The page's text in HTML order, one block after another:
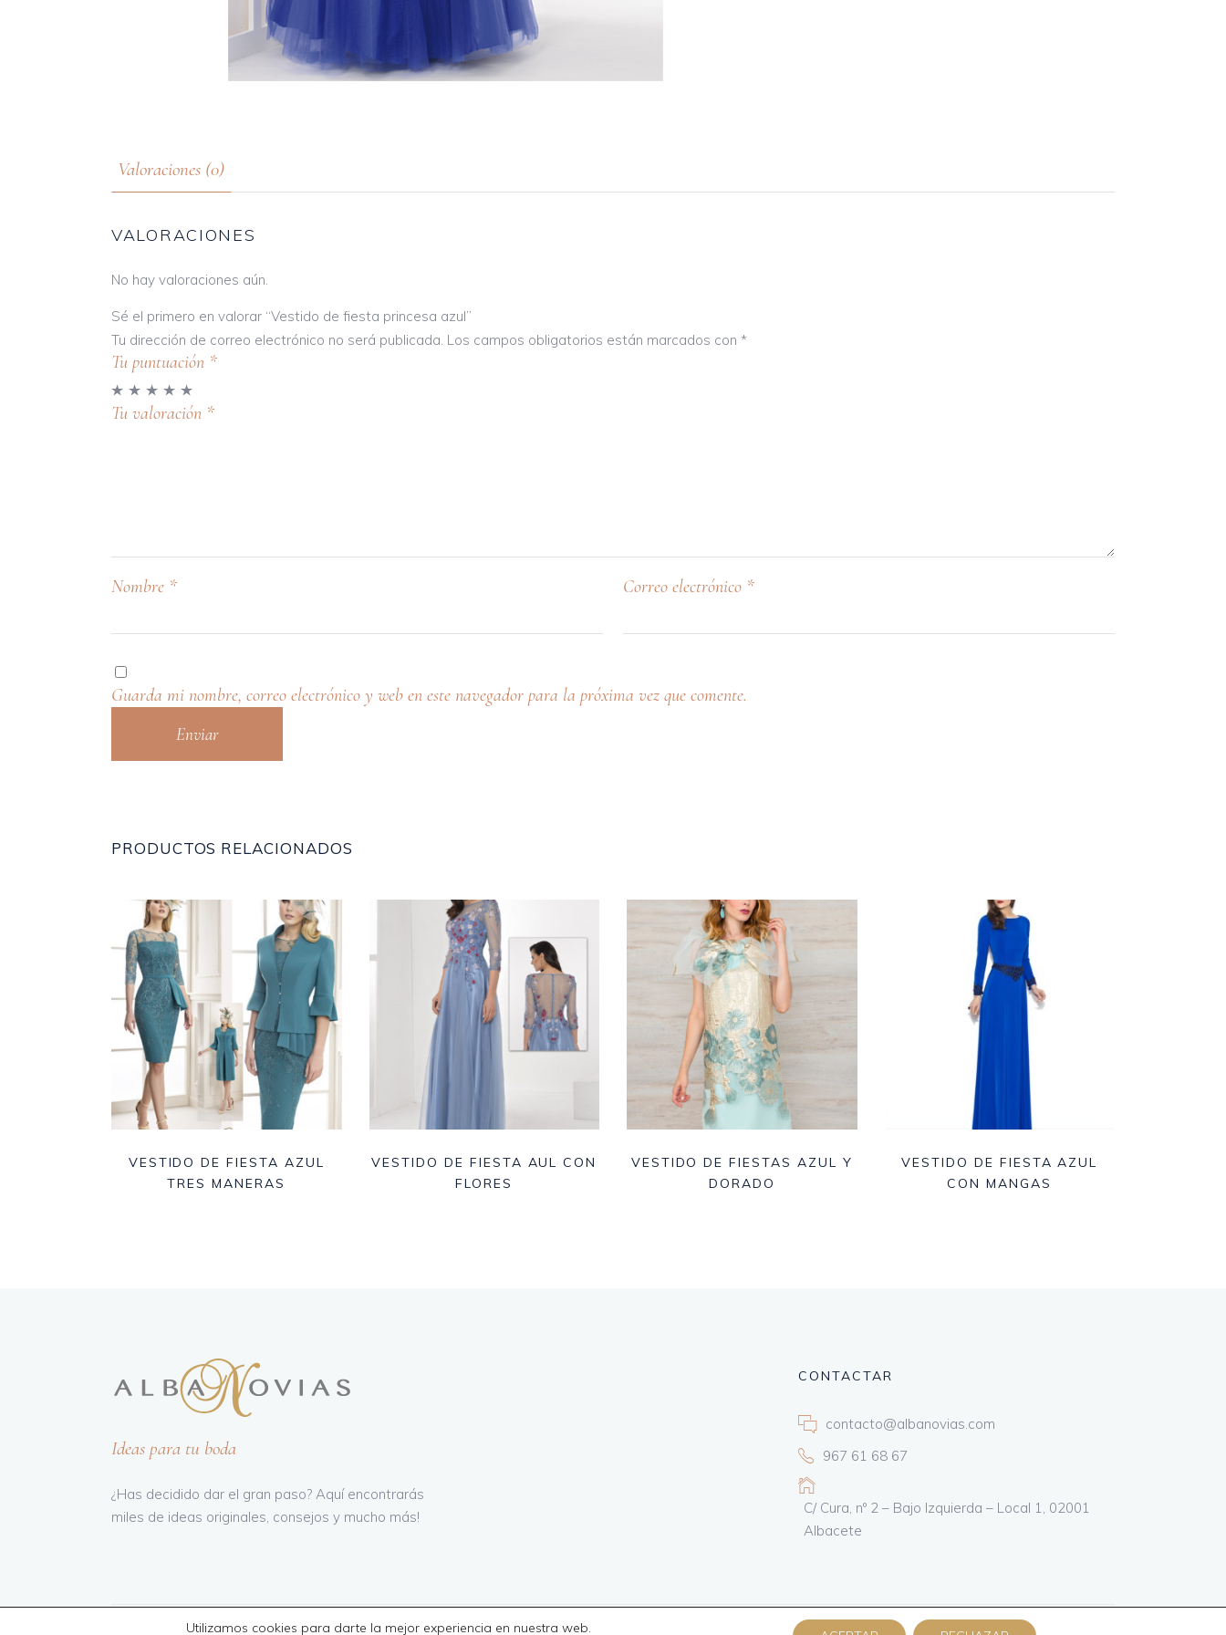
Valoraciones (0)
VALORACIONES
No hay valoraciones aún.
Sé el primero en valorar “Vestido de fiesta princesa azul”
Tu dirección de correo electrónico no será publicada. Los campos obligatorios están marcados con *
Tu puntuación *
Tu valoración *
Nombre * Correo electrónico *
Guarda mi nombre, correo electrónico y web en este navegador para la próxima vez que comente.
PRODUCTOS RELACIONADOS
VESTIDO DE FIESTA AZUL
TRES MANERAS
VESTIDO DE FIESTA AUL CON
FLORES
VESTIDO DE FIESTAS AZUL Y
DORADO
VESTIDO DE FIESTA AZUL
CON MANGAS
Ideas para tu boda
¿Has decidido dar el gran paso? Aquí encontrarás
miles de ideas originales, consejos y mucho más!
CONTACTAR
contacto@albanovias.com
967 61 68 67
C/ Cura, nº 2 – Bajo Izquierda – Local 1, 02001
Albacete
Utilizamos cookies para darte la mejor experiencia en nuestra web.